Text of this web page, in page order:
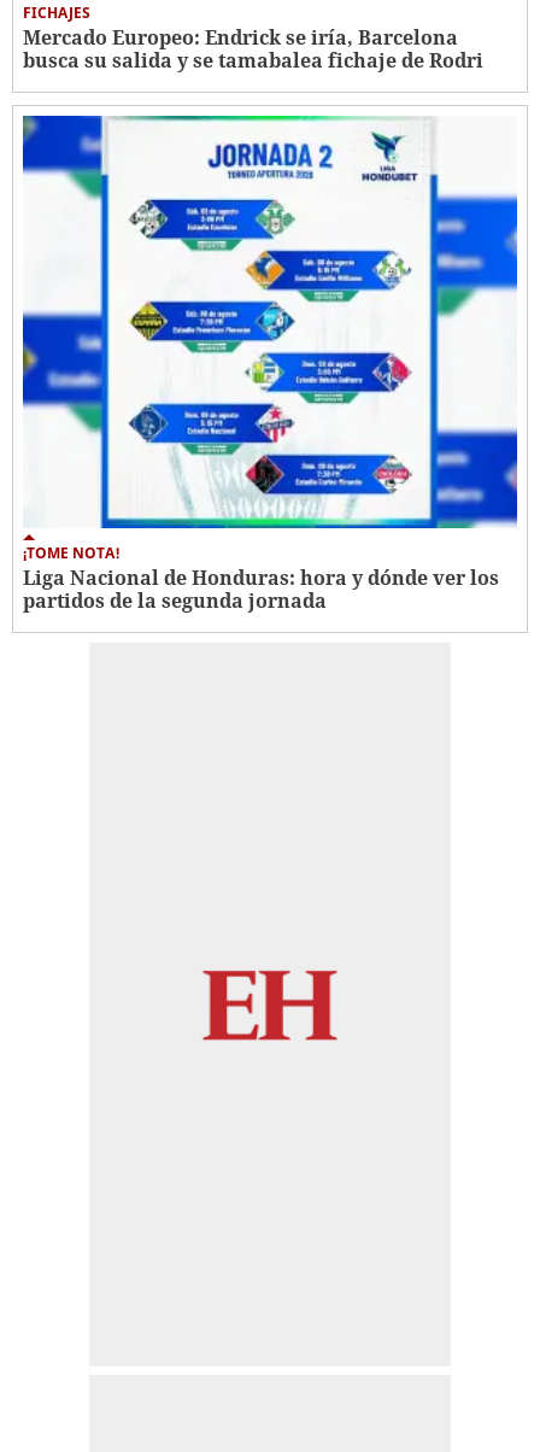
FICHAJES
Mercado Europeo: Endrick se iría, Barcelona
busca su salida y se tamabalea fichaje de Rodri
¡TOME NOTA!
Liga Nacional de Honduras: hora y dónde ver los
partidos de la segunda jornada